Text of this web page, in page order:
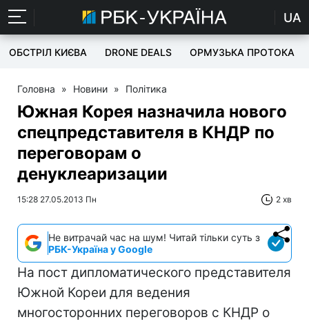
UA
ОБСТРІЛ КИЄВА DRONE DEALS ОРМУЗЬКА ПРОТОКА
Головна » Новини » Політика
Южная Корея назначила нового
спецпредставителя в КНДР по
переговорам о
денуклеаризации
15:28 27.05.2013 Пн 2 хв
Не витрачай час на шум! Читай тільки суть з
РБК-Україна у Google
На пост дипломатического представителя
Южной Кореи для ведения
многосторонних переговоров с КНДР о